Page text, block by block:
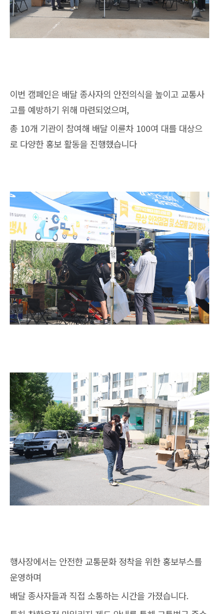
이번 캠페인은 배달 종사자의 안전의식을 높이고 교통사
고를 예방하기 위해 마련되었으며,
총 10개 기관이 참여해 배달 이륜차 100여 대를 대상으
로 다양한 홍보 활동을 진행했습니다
행사장에서는 안전한 교통문화 정착을 위한 홍보부스를
운영하며
배달 종사자들과 직접 소통하는 시간을 가졌습니다.